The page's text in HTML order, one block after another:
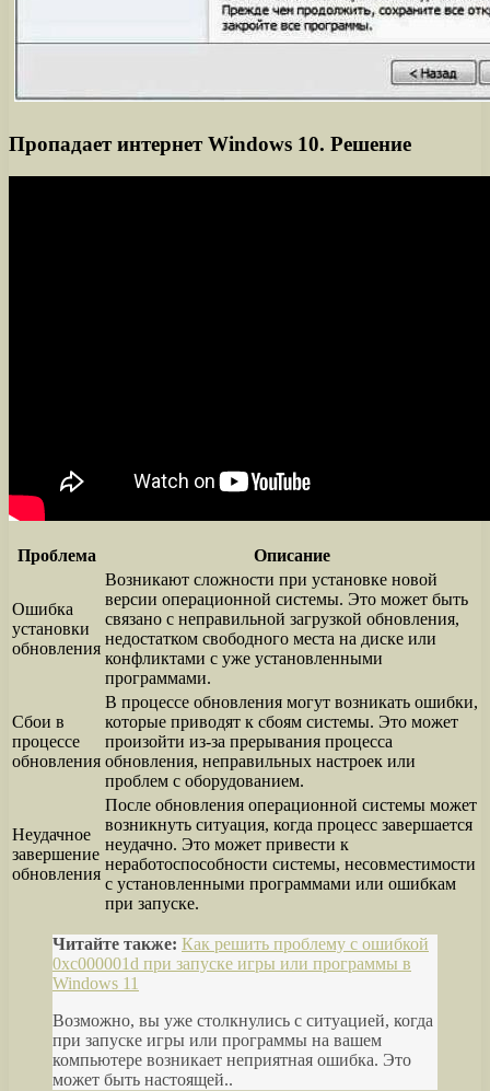
Пропадает интернет Windows 10. Решение
Проблема Описание
Ошибка
установки
обновления
Возникают сложности при установке новой
версии операционной системы. Это может быть
связано с неправильной загрузкой обновления,
недостатком свободного места на диске или
конфликтами с уже установленными
программами.
Сбои в
процессе
обновления
В процессе обновления могут возникать ошибки,
которые приводят к сбоям системы. Это может
произойти из-за прерывания процесса
обновления, неправильных настроек или
проблем с оборудованием.
Неудачное
завершение
обновления
После обновления операционной системы может
возникнуть ситуация, когда процесс завершается
неудачно. Это может привести к
неработоспособности системы, несовместимости
с установленными программами или ошибкам
при запуске.
Читайте также: Как решить проблему с ошибкой
0xc000001d при запуске игры или программы в
Windows 11
Возможно, вы уже столкнулись с ситуацией, когда
при запуске игры или программы на вашем
компьютере возникает неприятная ошибка. Это
может быть настоящей..